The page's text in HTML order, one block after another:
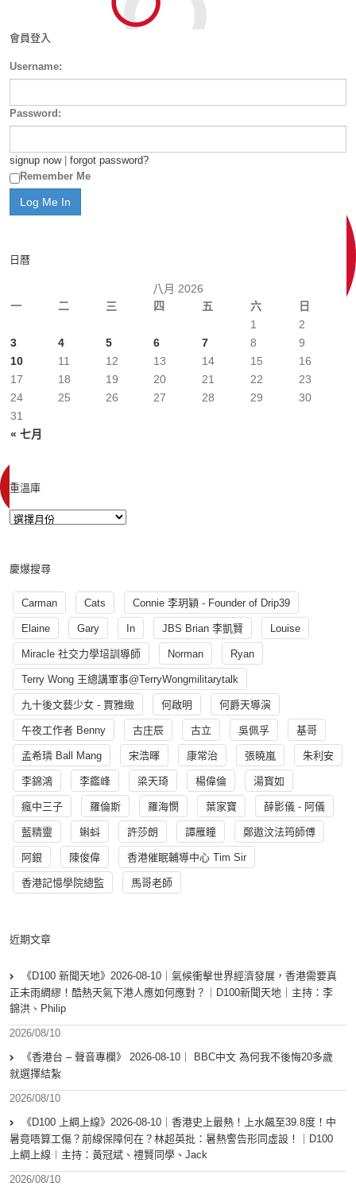
會員登入
Username:
Password:
signup now| forgot password?
Remember Me
日曆
八月 2026
一
二 三 四 五 六 日
« 七月
1
2
3
4 5 6 7 8
9
10
11 12 13 14 15
16
17
18 19 20 21 22
23
24
25 26 27 28 29
30
31
重溫庫
慶爆搜尋
Carman Cats Connie 李玥穎 - Founder of Drip39
Elaine Gary In JBS Brian 李凱賢 Louise
Miracle 社交力學培訓導師 Norman Ryan
Terry Wong 王總講軍事@TerryWongmilitarytalk
九十後文藝少女 - 賈雅緻 何啟明 何爵天導演
午夜工作者 Benny 古庄辰 古立 吳佩孚 基哥
孟希璘 Ball Mang 宋浩暉 康常治 張曉嵐 朱利安
李錦鴻 李鑑峰 梁天琦 楊偉倫 湯寳如
瘋中三子 羅倫斯 羅海憫 葉家寶 薛影儀 - 阿儀
藍精靈 蝌蚪 許莎朗 譚雁瞳 鄭遨汶法筠師傅
阿銀 陳俊偉 香港催眠輔導中心 Tim Sir
香港記憶學院總監 馬哥老師
近期文章
《D100 新聞天地》2026-08-10｜氣候衝擊世界經濟發展，香港需要真
正未雨綢繆！酷熱天氣下港人應如何應對？｜D100新聞天地｜主持：李
錦洪、Philip
2026/08/10
《香港台 – 聲音專欄》 2026-08-10｜ BBC中文 為何我不後悔20多歲
就選擇結紮
2026/08/10
《D100 上綱上線》2026-08-10｜香港史上最熱！上水飆至39.8度！中
暑竟唔算工傷？前線保障何在？林超英批：暑熱警告形同虛設！｜D100
上綱上線︱主持：黃冠斌、禮賢同學、Jack
2026/08/10